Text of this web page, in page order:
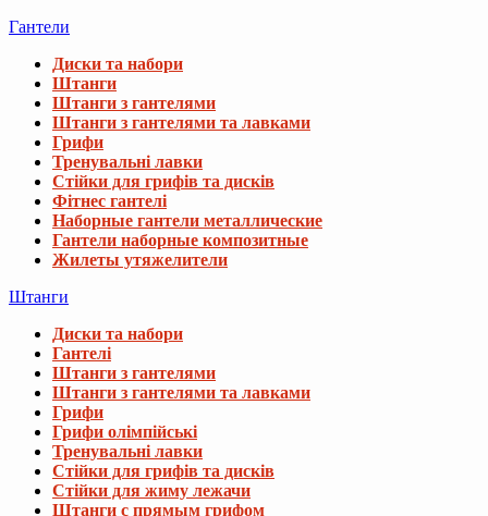
Гантели
Диски та набори
Штанги
Штанги з гантелями
Штанги з гантелями та лавками
Грифи
Тренувальні лавки
Стійки для грифів та дисків
Фітнес гантелі
Наборные гантели металлические
Гантели наборные композитные
Жилеты утяжелители
Штанги
Диски та набори
Гантелі
Штанги з гантелями
Штанги з гантелями та лавками
Грифи
Грифи олімпійські
Тренувальні лавки
Стійки для грифів та дисків
Стійки для жиму лежачи
Штанги с прямым грифом